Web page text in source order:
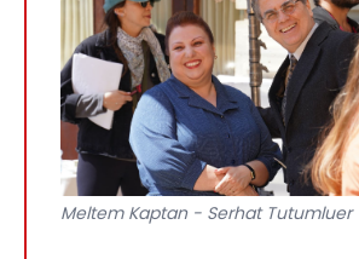
Meltem Kaptan - Serhat Tutumluer